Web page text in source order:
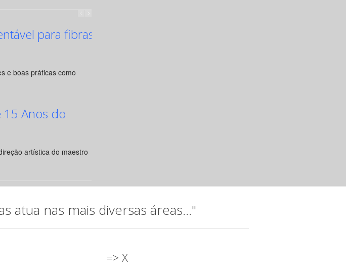
para fibras
e boas práticas como
15 Anos do
artística do maestro
atua nas mais diversas áreas..."
=> X